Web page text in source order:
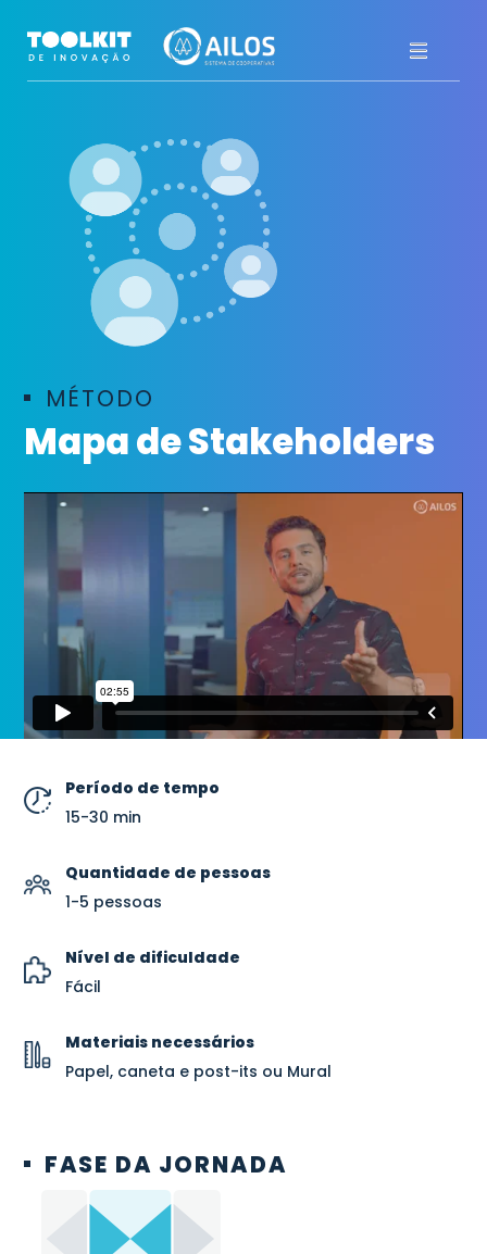
para
MÉTODO
Mapa de Stakeholders
Período de tempo
15-30 min
Quantidade de pessoas
1-5 pessoas
Nível de dificuldade
Fácil
Materiais necessários
Papel, caneta e post-its ou Mural
FASE DA JORNADA